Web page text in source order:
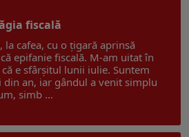
fiscală
la cafea, cu o țigară aprinsă
epifanie fiscală. M-am uitat în
e sfârșitul lunii iulie. Suntem
din an, iar gândul a venit simplu
simb ...